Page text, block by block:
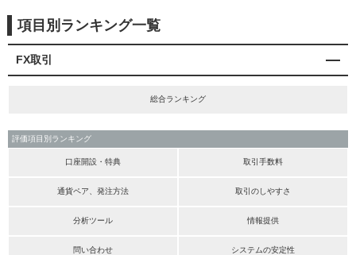
項目別ランキング一覧
FX取引
総合ランキング
評価項目別ランキング
口座開設・特典 取引手数料
通貨ペア、発注方法 取引のしやすさ
分析ツール 情報提供
問い合わせ システムの安定性